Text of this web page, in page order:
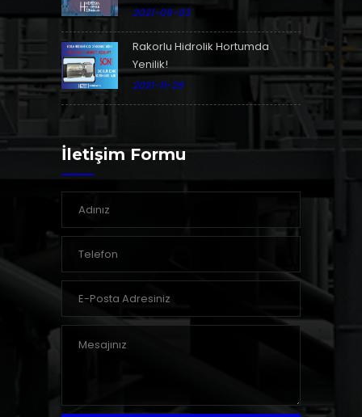
2021-09-03
Rakorlu Hidrolik Hortumda
Yenilik!
2021-11-29
İletişim Formu